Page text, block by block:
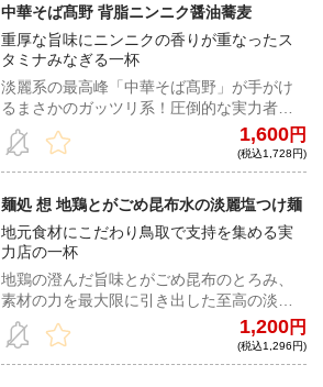
中華そば髙野 背脂ニンニク醤油蕎麦
重厚な旨味にニンニクの香りが重なったス
タミナみなぎる一杯
淡麗系の最高峰「中華そば髙野」が手がけ
るまさかのガッツリ系！圧倒的な実力者が
手掛けた迫力ある一杯は、ラーメン好きな
ら必食！
1,600円
(税込1,728円)
麺処 想 地鶏とがごめ昆布水の淡麗塩つけ麺
地元食材にこだわり鳥取で支持を集める実
力店の一杯
地鶏の澄んだ旨味とがごめ昆布のとろみ、
素材の力を最大限に引き出した至高の淡麗
昆布水つけ麺
1,200円
(税込1,296円)